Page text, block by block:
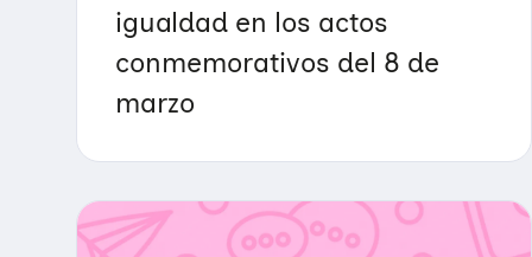
igualdad en los actos
conmemorativos del 8 de
marzo